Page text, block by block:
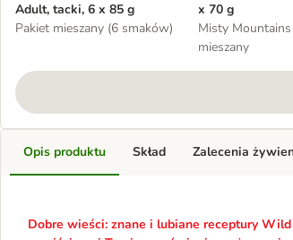
Adult, tacki, 6 x 85 g
Pakiet mieszany (6 smaków)
x 70 g
Misty
mieszany
Opis produktu
Dobre wieści: znane i lubiane receptury
Skład Zalecenia